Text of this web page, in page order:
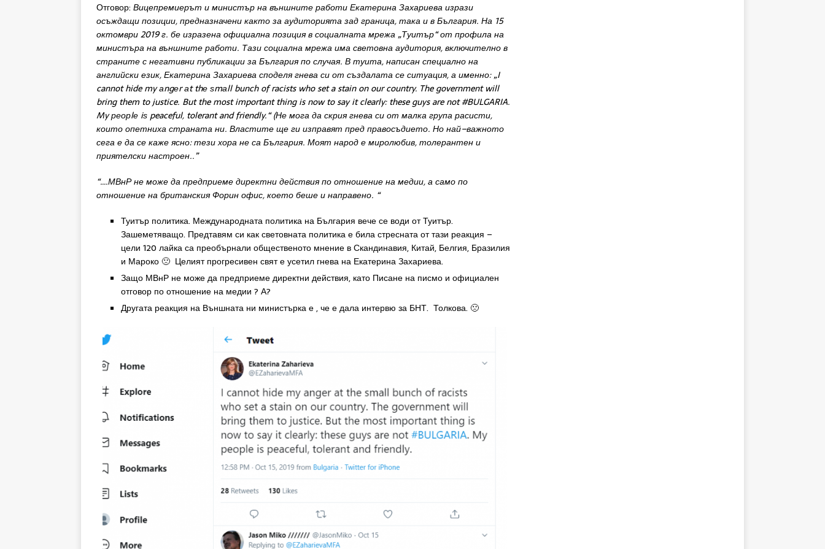
Отговор: Вицепремиерът иминистърнавъншнитеработиЕкатеринаЗахариеваизрази
осъждащипозиции,предназначени кактозааудиториятазадграница,такаивБългария. На 15
октомври2019г. беизразенаофициалнапозициявсоциалнатамрежа „Туитър“от профилана
министъранавъншнитеработи. Тазисоциалнамрежаимасветовнааудитория,включителнов
странитеснегативнипубликациизаБългарияпослучая. Втуита,написанспециалнона
английскиезик,ЕкатеринаЗахариевасподелягневасиот създалатасеситуация,аименно:„I
cannot hidemyаngеr аtthеѕmаllbunchofracists whosetastainonourcountry. Thegovernmentwill
bringthemtojustice. Butthemostimportantthingisnowtosayitclearly:theseguys arenot#BULGARIA.
Myреорlе iѕ peaceful, tolerantandfriendly.“(Немогадаскриягневасиот малкагрупарасисти,
коитоопетнихастранатани. Властитещегиизправят пред правосъдието. Нонай–важното
сегаедасекажеясно:тезихоранесаБългария. Моят народемиролюбив,толерантени
приятелскинастроен..”
“….МВнРнеможедапредприемедиректнидействияпоотношениенамедии,асамопо
отношение набританскияФоринофис,коетобешеинаправено. “
Туитър политика. Международната политика на България вече се води от Туитър.
Зашеметяващо. Предтавям си как световната политика е била стресната от тази реакция –
цели 120 лайка са преобърнали общественото мнение в Скандинавия, Китай, Белгия, Бразилия
и Мароко 🙁 Целият прогресивен свят е усетил гнева на Екатерина Захариева.
Защо МВнР не може да предприеме директни действия, като Писане на писмо и официален
отговор по отношение на медии ? А?
Другата реакция на Външната ни министърка е , че е дала интервю за БНТ. Толкова. 🙁